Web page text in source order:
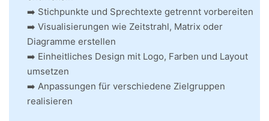
➡️ Stichpunkte und Sprechtexte getrennt vorbereiten
➡️ Visualisierungen wie Zeitstrahl, Matrix oder
Diagramme erstellen
➡️ Einheitliches Design mit Logo, Farben und Layout
umsetzen
➡️ Anpassungen für verschiedene Zielgruppen
realisieren